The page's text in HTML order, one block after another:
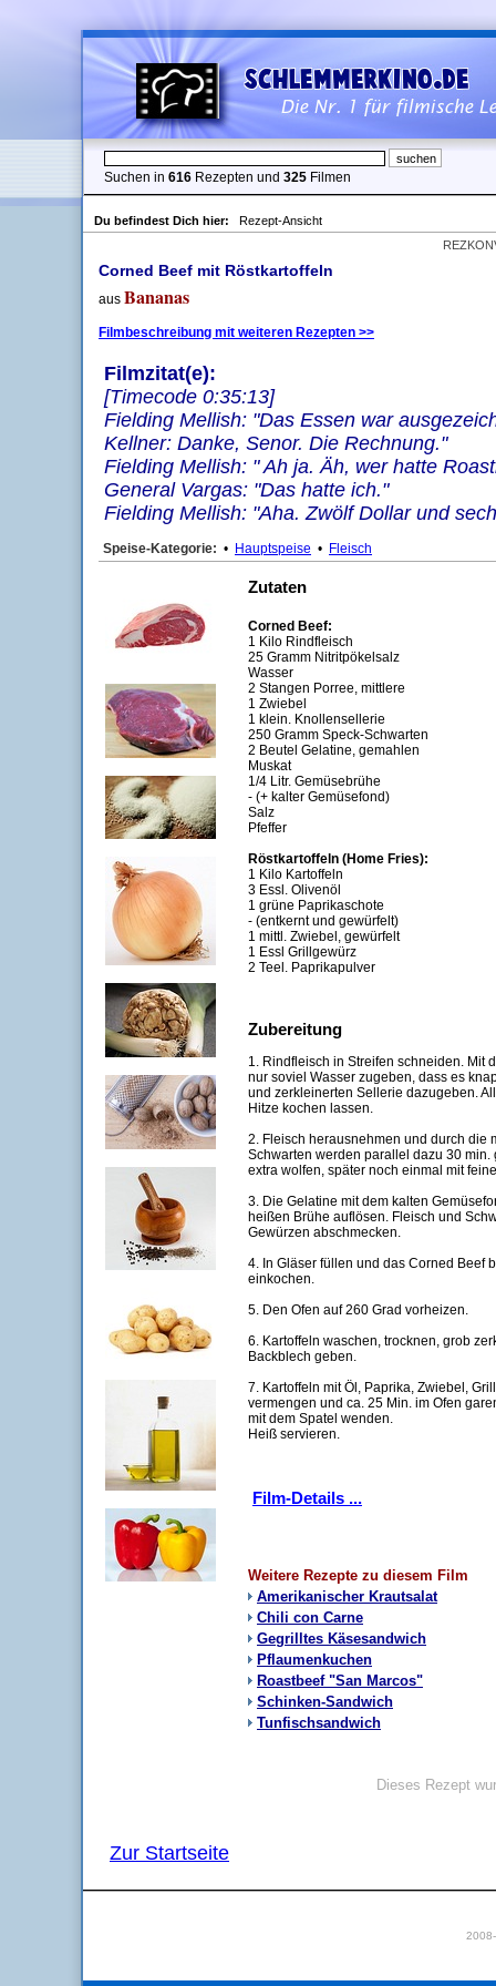
Suchen in 616 Rezepten und 325 Filmen
Du befindest Dich hier:
Rezept-Ansicht
Corned Beef mit Röstkartoffeln
aus Bananas
Filmbeschreibung mit weiteren Rezepten >>
Filmzitat(e):
[Timecode 0:35:13]
Fielding Mellish: "Das Essen war
Kellner: Danke, Senor. Die Rechnung."
Fielding Mellish: " Ah ja. Äh, wer hatte
General Vargas: "Das hatte ich."
Fielding Mellish: "Aha. Zwölf Dollar und
Speise-Kategorie: • Hauptspeise • Fleisch
Zutaten
Corned Beef:
1 Kilo Rindfleisch
25 Gramm Nitritpökelsalz
Wasser
2 Stangen Porree, mittlere
1 Zwiebel
1 klein. Knollensellerie
250 Gramm Speck-Schwarten
2 Beutel Gelatine, gemahlen
Muskat
1/4 Litr. Gemüsebrühe
- (+ kalter Gemüsefond)
Salz
Pfeffer
Röstkartoffeln (Home Fries):
1 Kilo Kartoffeln
3 Essl. Olivenöl
1 grüne Paprikaschote
- (entkernt und gewürfelt)
1 mittl. Zwiebel, gewürfelt
1 Essl Grillgewürz
2 Teel. Paprikapulver
Zubereitung
1. Rindfleisch in Streifen schneiden. Mit
nur soviel Wasser zugeben, dass es
und zerkleinerten Sellerie dazugeben.
Hitze kochen lassen.
2. Fleisch herausnehmen und durch die
Schwarten werden parallel dazu 30
extra wolfen, später noch einmal mit
3. Die Gelatine mit dem kalten
heißen Brühe auflösen. Fleisch und
Gewürzen abschmecken.
4. In Gläser füllen und das Corned Beef
einkochen.
5. Den Ofen auf 260 Grad vorheizen.
6. Kartoffeln waschen, trocknen, grob
Backblech geben.
7. Kartoffeln mit Öl, Paprika, Zwiebel,
vermengen und ca. 25 Min. im Ofen
mit dem Spatel wenden.
Heiß servieren.
Film-Details ...
Weitere Rezepte zu diesem Film
Amerikanischer Krautsalat
Chili con Carne
Gegrilltes Käsesandwich
Pflaumenkuchen
Roastbeef "San Marcos"
Schinken-Sandwich
Tunfischsandwich
Dieses Rezept
Zur Startseite